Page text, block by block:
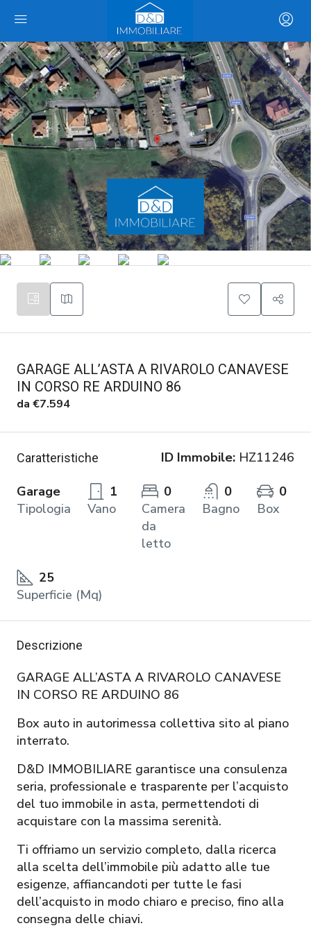
GARAGE ALL’ASTA A RIVAROLO CANAVESE
IN CORSO RE ARDUINO 86
da €7.594
Caratteristiche ID Immobile: HZ11246
Garage
Tipologia
1
Vano
0
Camera
da
letto
0
Bagno
0
Box
25
Superficie (Mq)
Descrizione
GARAGE ALL’ASTA A RIVAROLO CANAVESE
IN CORSO RE ARDUINO 86
Box auto in autorimessa collettiva sito al piano
interrato.
D&D IMMOBILIARE garantisce una consulenza
seria, professionale e trasparente per l’acquisto
del tuo immobile in asta, permettendoti di
acquistare con la massima serenità.
Ti offriamo un servizio completo, dalla ricerca
alla scelta dell’immobile più adatto alle tue
esigenze, affiancandoti per tutte le fasi
dell’acquisto in modo chiaro e preciso, fino alla
consegna delle chiavi.